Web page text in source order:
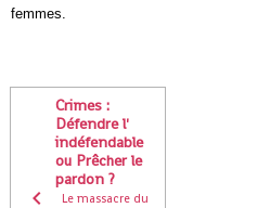
femmes.
Crimes :
Défendre l'
indéfendable
ou Prêcher le
pardon ?
Le massacre du